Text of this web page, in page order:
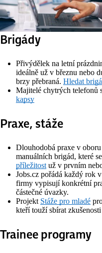
Brigády
Přivýdělek na letní
ideálně už v březnu nebo
brzy přebraná. Hledat
Majitelé chytrých telefonů
kapsy
Praxe, stáže
Dlouhodobá praxe v
manuálních brigád, které
příležitost už v prvním
Jobs.cz pořádá každý rok
firmy vypisují konkrétní
částečné úvazky.
Projekt Stáže pro mladé
kteří touží sbírat
Trainee programy